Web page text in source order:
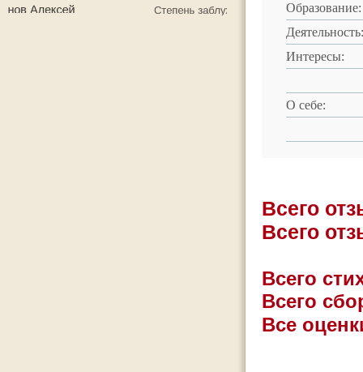
Образование:
Деятельность:
Интересы:
О себе:
Всего
Всего
Всего
Всего
Все